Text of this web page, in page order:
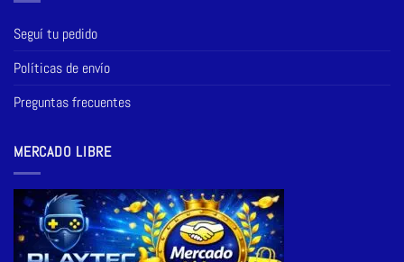
Seguí tu pedido
Políticas de envío
Preguntas frecuentes
MERCADO LIBRE